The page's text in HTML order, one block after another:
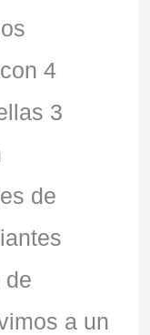
4
3
de
de
a un